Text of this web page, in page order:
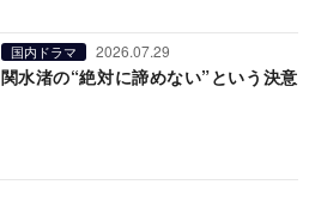
国内ドラマ 2026.07.29
関水渚の“絶対に諦めない”という決意